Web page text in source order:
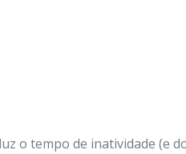
o tempo de inatividade (e